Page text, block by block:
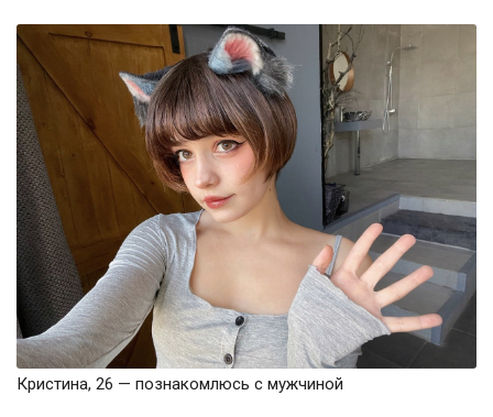
Кристина, 26 — познакомлюсь с мужчиной